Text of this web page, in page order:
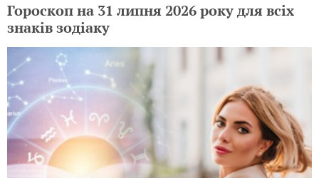
Гороскоп на 31 липня 2026 року для всіх
знаків зодіаку